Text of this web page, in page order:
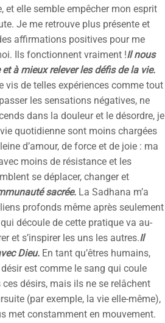
et elle semble empêcher mon esprit
Je me retrouve plus présente et
affirmations positives pour me
Ils fonctionnent vraiment !Il nous
à mieux relever les défis de la vie.
vis de telles expériences comme tout
les sensations négatives, ne
dans la douleur et le désordre, je
quotidienne sont moins chargées
d’amour, de force et de joie : ma
moins de résistance et les
se déplacer, changer et
sacrée. La Sadhana m’a
profonds même après seulement
découle de cette pratique va au-
et s’inspirer les uns les autres.Il
Dieu. En tant qu’êtres humains,
est comme le sang qui coule
désirs, mais ils ne se relâchent
(par exemple, la vie elle-même),
met constamment en mouvement.